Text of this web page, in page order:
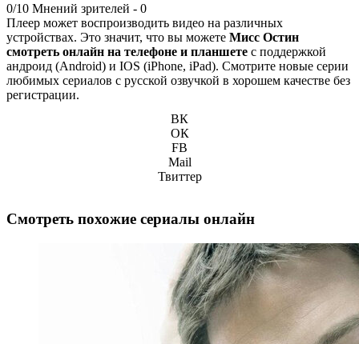
0/10 Мнений зрителей - 0
Плеер может воспроизводить видео на различных
устройствах. Это значит, что вы можете Мисс Остин
смотреть онлайн на телефоне и планшете с поддержкой
андроид (Android) и IOS (iPhone, iPad). Смотрите новые серии
любимых сериалов с русской озвучкой в хорошем качестве без
регистрации.
ВК
ОК
FB
Mail
Твиттер
Смотреть похожие сериалы онлайн